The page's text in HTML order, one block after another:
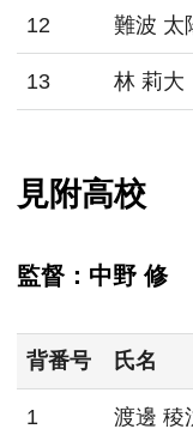
12 難波 太
13 林 莉大
見附高校
監督：中野 修
背番号 氏名
1 渡邊 稜